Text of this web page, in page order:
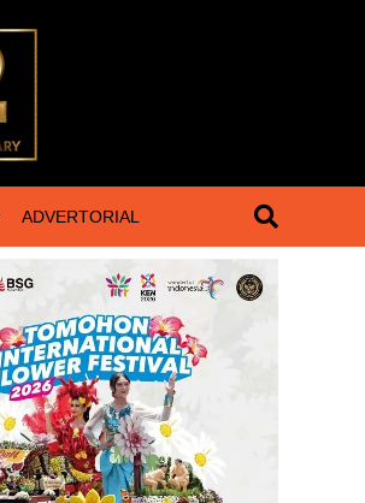
ADVERTORIAL